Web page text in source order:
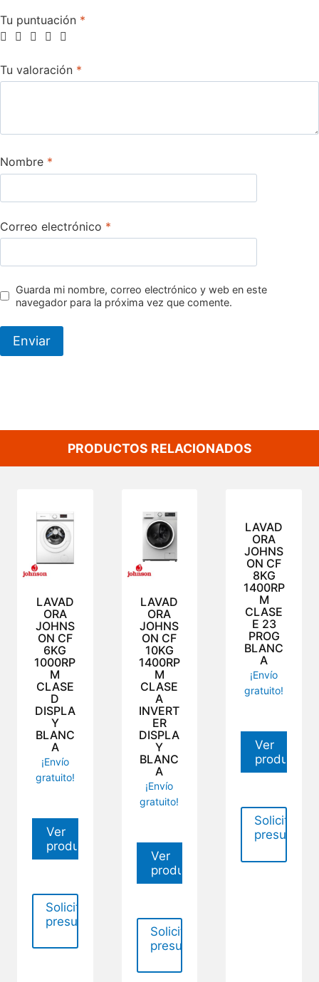
Tu puntuación *
Tu valoración *
Nombre *
Correo electrónico *
Guarda mi nombre, correo electrónico y web en este
navegador para la próxima vez que comente.
PRODUCTOS RELACIONADOS
LAVAD
ORA
JOHNS
ON CF
6KG
1000RP
M
CLASE
D
DISPLA
Y
BLANC
A
¡Envío
gratuito!
Ver
producto
Solicitar
presupuesto
LAVAD
ORA
JOHNS
ON CF
10KG
1400RP
M
CLASE
A
INVERT
ER
DISPLA
Y
BLANC
A
¡Envío
gratuito!
Ver
producto
Solicitar
presupuesto
LAVAD
ORA
JOHNS
ON CF
8KG
1400RP
M
CLASE
E 23
PROG
BLANC
A
¡Envío
gratuito!
Ver
producto
Solicitar